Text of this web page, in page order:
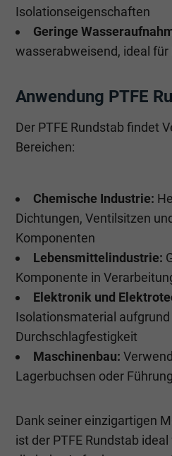
Isolationseigenschaften
Geringe
wasserabweisend, ideal
Anwendung PTFE
Der PTFE Rundstab findet
Bereichen:
Chemische Industrie:
Dichtungen, Ventilsitzen
Komponenten
Lebensmittelindustrie:
Komponente in
Elektronik und
Isolationsmaterial aufgrund
Durchschlagfestigkeit
Maschinenbau:
Lagerbuchsen oder
Dank seiner einzigartigen
ist der PTFE Rundstab